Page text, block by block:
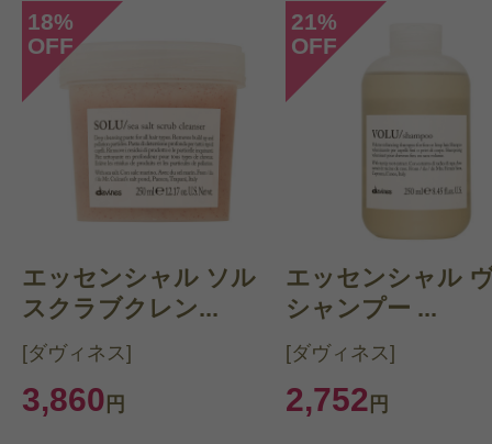
18%
OFF
エッセンシャル ソル
スクラブクレン...
[ダヴィネス]
3,860 円
21%
OFF
エッセンシャル
シャンプー ...
[ダヴィネス]
2,752 円